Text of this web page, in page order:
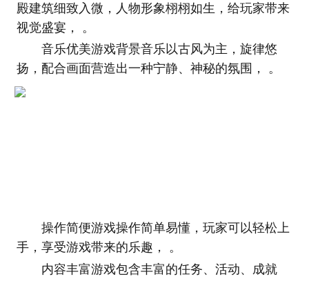
殿建筑细致入微，人物形象栩栩如生，给玩家带来
视觉盛宴， 。
音乐优美游戏背景音乐以古风为主，旋律悠
扬，配合画面营造出一种宁静、神秘的氛围， 。
操作简便游戏操作简单易懂，玩家可以轻松上
手，享受游戏带来的乐趣， 。
内容丰富游戏包含丰富的任务、活动、成就